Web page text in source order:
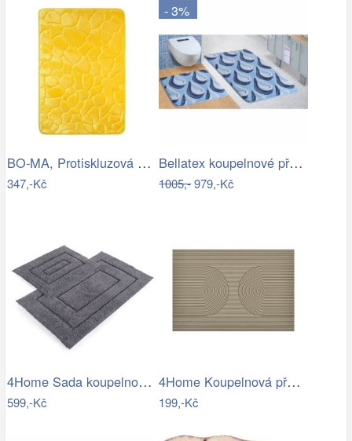
BO-MA, Protiskluzová koupelnová…
347,-Kč
- 3%
Bellatex koupelnové předložky ULTRA…
1005,-979,-Kč
4Home Sada koupelnových předložek Retta…
599,-Kč
4Home Koupelnová předložka Infinity, 40…
199,-Kč